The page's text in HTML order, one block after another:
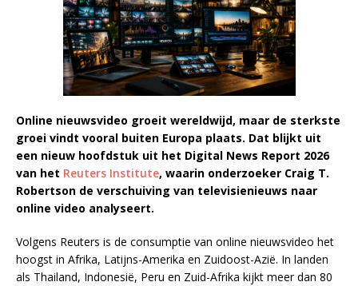
Online nieuwsvideo groeit wereldwijd, maar de sterkste
groei vindt vooral buiten Europa plaats. Dat blijkt uit
een nieuw hoofdstuk uit het Digital News Report 2026
van het Reuters Institute, waarin onderzoeker Craig T.
Robertson de verschuiving van televisienieuws naar
online video analyseert.
Volgens Reuters is de consumptie van online nieuwsvideo het
hoogst in Afrika, Latijns-Amerika en Zuidoost-Azië. In landen
als Thailand, Indonesië, Peru en Zuid-Afrika kijkt meer dan 80